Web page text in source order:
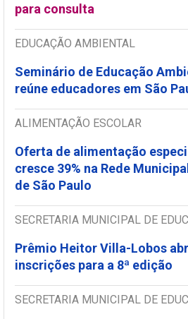
para consulta
EDUCAÇÃO AMBIENTAL
Seminário de Educação
reúne educadores em São
ALIMENTAÇÃO ESCOLAR
Oferta de alimentação
cresce 39% na Rede
de São Paulo
SECRETARIA MUNICIPAL DE
Prêmio Heitor Villa-Lobos
inscrições para a 8ª edição
SECRETARIA MUNICIPAL DE